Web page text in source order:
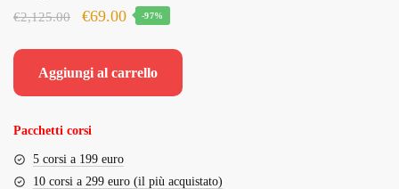
€2,125.00
Il
originale
€69.00Il
-97%
Aggiungi al carrello
Pacchetti corsi
5 corsi a 199 euro
10 corsi a 299 euro (il più acquistato)